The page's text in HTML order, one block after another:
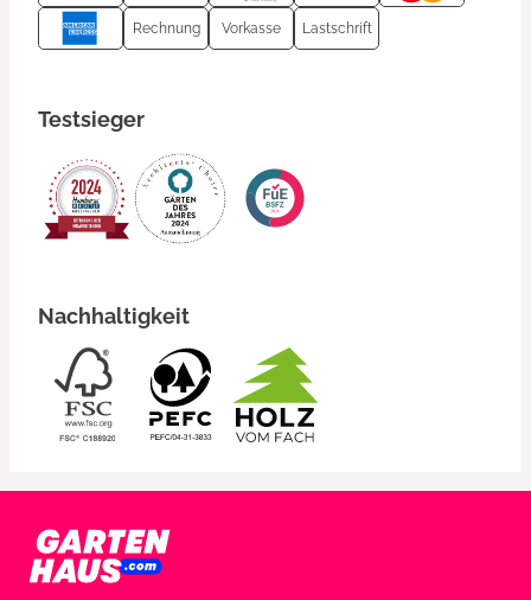
Rechnung Vorkasse Lastschrift
Testsieger
Nachhaltigkeit